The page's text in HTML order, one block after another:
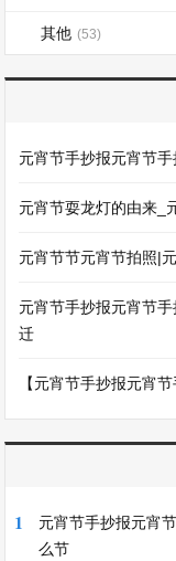
其他 (53)
元宵节手抄报元宵节
元宵节耍龙灯的由来_
元宵节节元宵节拍照|
元宵节手抄报元宵节
迁
【元宵节手抄报元宵
1
元宵节手抄报元宵
么节